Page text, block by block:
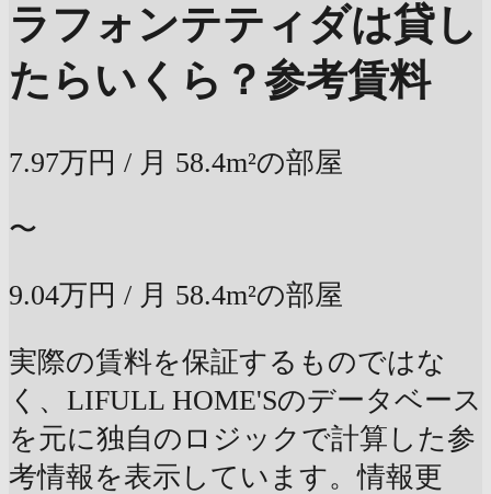
ラフォンテティダは貸し
たらいくら？参考賃料
7.97万円 / 月 58.4m²の部屋
〜
9.04万円 / 月 58.4m²の部屋
実際の賃料を保証するものではな
く、LIFULL HOME'Sのデータベース
を元に独自のロジックで計算した参
考情報を表示しています。情報更